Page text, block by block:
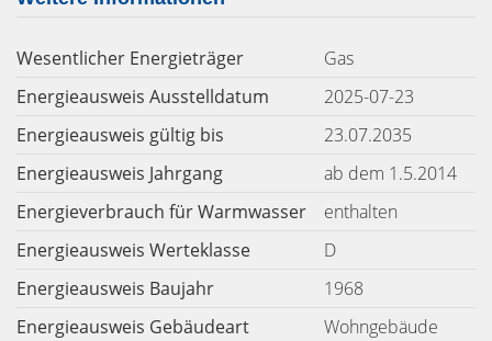
Wesentlicher Energieträger
Gas
Energieausweis Ausstelldatum
2025-07-23
Energieausweis gültig bis
23.07.2035
Energieausweis Jahrgang
ab dem 1.5.2014
Energieverbrauch für Warmwasser
enthalten
Energieausweis Werteklasse
D
Energieausweis Baujahr
1968
Energieausweis Gebäudeart
Wohngebäude